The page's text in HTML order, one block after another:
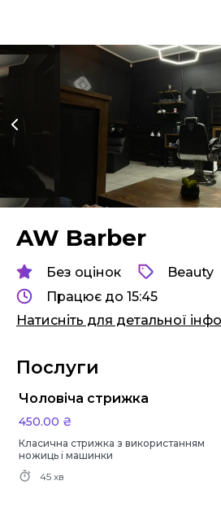
AW Barber
Без оцінок
Beauty
Працює до 15:45
Натисніть для детальної
Послуги
Чоловіча стрижка
450.00 ₴
Класична стрижка з використанням
ножиць і машинки
45 хв